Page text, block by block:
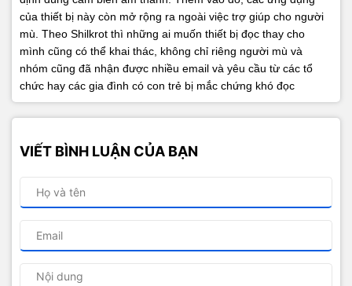
của thiết bị này còn mở rộng ra ngoài việc trợ giúp cho người
mù. Theo Shilkrot thì những ai muốn thiết bị đọc thay cho
mình cũng có thể khai thác, không chỉ riêng người mù và
nhóm cũng đã nhận được nhiều email và yêu cầu từ các tổ
chức hay các gia đình có con trẻ bị mắc chứng khó đọc
VIẾT BÌNH LUẬN CỦA BẠN